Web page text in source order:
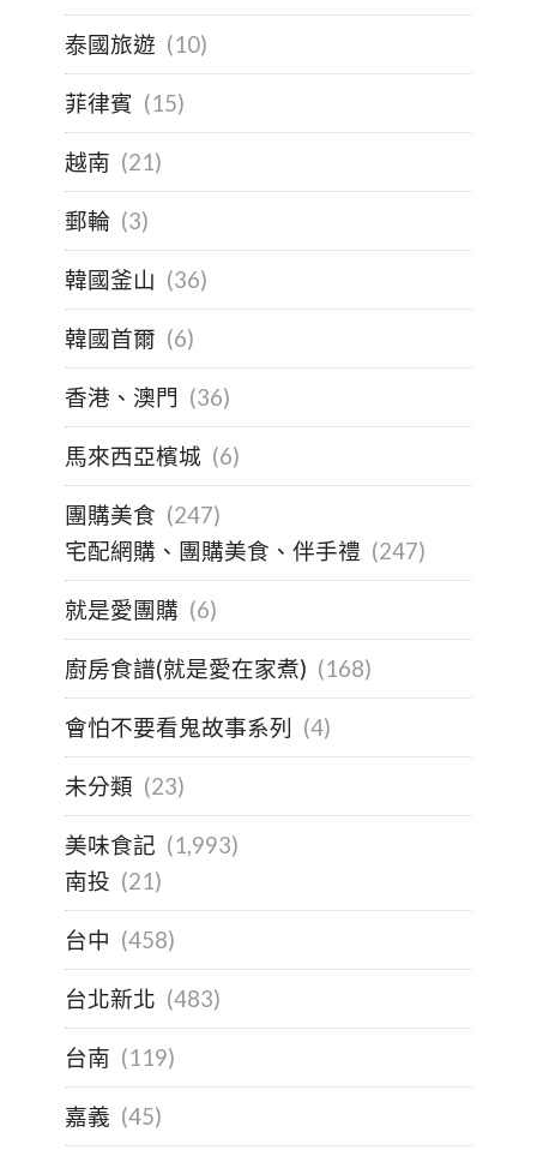
泰國旅遊 (10)
菲律賓 (15)
越南 (21)
郵輪 (3)
韓國釜山 (36)
韓國首爾 (6)
香港、澳門 (36)
馬來西亞檳城 (6)
團購美食 (247)
宅配網購、團購美食、伴手禮 (247)
就是愛團購 (6)
廚房食譜(就是愛在家煮) (168)
會怕不要看鬼故事系列 (4)
未分類 (23)
美味食記 (1,993)
南投 (21)
台中 (458)
台北新北 (483)
台南 (119)
嘉義 (45)